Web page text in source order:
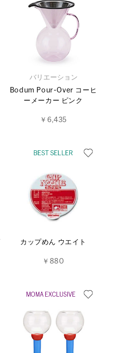
バリエーション
Bodum Pour-Over コーヒ
ーメーカー ピンク
￥6,435
カップめん ウエイト
￥880